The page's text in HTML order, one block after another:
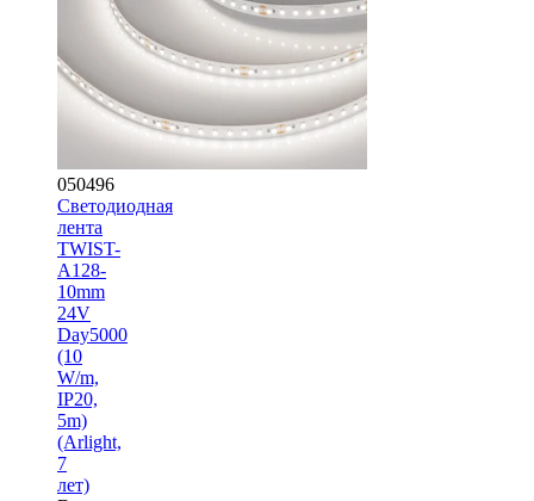
050496
Светодиодная
лента
TWIST-
A128-
10mm
24V
Day5000
(10
W/m,
IP20,
5m)
(Arlight,
7
лет)